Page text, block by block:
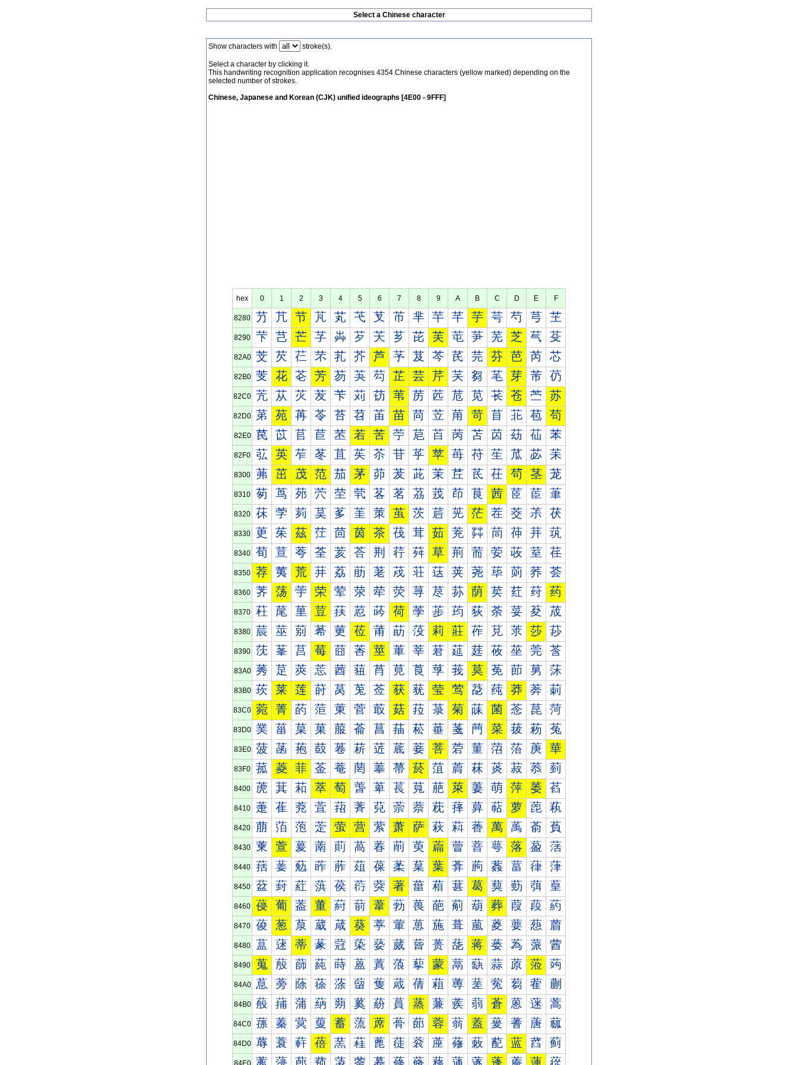
Select a Chinese character
Show characters with stroke(s).
Select a character by clicking it.
This handwriting recognition application recognises 4354 Chinese characters (yellow marked) depending on the
selected number of strokes.
Chinese, Japanese and Korean (CJK) unified ideographs [4E00 - 9FFF]
hex 0 1 2 3 4 5 6 7 8 9 A B C D E F
8280 芀 芁 节 芃 芄 芅 芆 芇 芈 芉 芊 芋 芌 芍 芎 芏
8290 芐 芑 芒 芓 芔 芕 芖 芗 芘 芙 芚 芛 芜 芝 芞 芟
82A0 芠 芡 芢 芣 芤 芥 芦 芧 芨 芩 芪 芫 芬 芭 芮 芯
82B0 芰 花 芲 芳 芴 芵 芶 芷 芸 芹 芺 芻 芼 芽 芾 芿
82C0 苀 苁 苂 苃 苄 苅 苆 苇 苈 苉 苊 苋 苌 苍 苎 苏
82D0 苐 苑 苒 苓 苔 苕 苖 苗 苘 苙 苚 苛 苜 苝 苞 苟
82E0 苠 苡 苢 苣 苤 若 苦 苧 苨 苩 苪 苫 苬 苭 苮 苯
82F0 苰 英 苲 苳 苴 苵 苶 苷 苸 苹 苺 苻 苼 苽 苾 苿
8300 茀 茁 茂 范 茄 茅 茆 茇 茈 茉 茊 茋 茌 茍 茎 茏
8310 茐 茑 茒 茓 茔 茕 茖 茗 茘 茙 茚 茛 茜 茝 茞 茟
8320 茠 茡 茢 茣 茤 茥 茦 茧 茨 茩 茪 茫 茬 茭 茮 茯
8330 茰 茱 茲 茳 茴 茵 茶 茷 茸 茹 茺 茻 茼 茽 茾 茿
8340 荀 荁 荂 荃 荄 荅 荆 荇 荈 草 荊 荋 荌 荍 荎 荏
8350 荐 荑 荒 荓 荔 荕 荖 荗 荘 荙 荚 荛 荜 荝 荞 荟
8360 荠 荡 荢 荣 荤 荥 荦 荧 荨 荩 荪 荫 荬 荭 荮 药
8370 荰 荱 荲 荳 荴 荵 荶 荷 荸 荹 荺 荻 荼 荽 荾 荿
8380 莀 莁 莂 莃 莄 莅 莆 莇 莈 莉 莊 莋 莌 莍 莎 莏
8390 莐 莑 莒 莓 莔 莕 莖 莗 莘 莙 莚 莛 莜 莝 莞 莟
83A0 莠 莡 莢 莣 莤 莥 莦 莧 莨 莩 莪 莫 莬 莭 莮 莯
83B0 莰 莱 莲 莳 莴 莵 莶 获 莸 莹 莺 莻 莼 莽 莾 莿
83C0 菀 菁 菂 菃 菄 菅 菆 菇 菈 菉 菊 菋 菌 菍 菎 菏
83D0 菐 菑 菒 菓 菔 菕 菖 菗 菘 菙 菚 菛 菜 菝 菞 菟
83E0 菠 菡 菢 菣 菤 菥 菦 菧 菨 菩 菪 菫 菬 菭 菮 華
83F0 菰 菱 菲 菳 菴 菵 菶 菷 菸 菹 菺 菻 菼 菽 菾 菿
8400 萀 萁 萂 萃 萄 萅 萆 萇 萈 萉 萊 萋 萌 萍 萎 萏
8410 萐 萑 萒 萓 萔 萕 萖 萗 萘 萙 萚 萛 萜 萝 萞 萟
8420 萠 萡 萢 萣 萤 营 萦 萧 萨 萩 萪 萫 萬 萭 萮 萯
8430 萰 萱 萲 萳 萴 萵 萶 萷 萸 萹 萺 萻 萼 落 萾 萿
8440 葀 葁 葂 葃 葄 葅 葆 葇 葈 葉 葊 葋 葌 葍 葎 葏
8450 葐 葑 葒 葓 葔 葕 葖 著 葘 葙 葚 葛 葜 葝 葞 葟
8460 葠 葡 葢 董 葤 葥 葦 葧 葨 葩 葪 葫 葬 葭 葮 葯
8470 葰 葱 葲 葳 葴 葵 葶 葷 葸 葹 葺 葻 葼 葽 葾 葿
8480 蒀 蒁 蒂 蒃 蒄 蒅 蒆 蒇 蒈 蒉 蒊 蒋 蒌 蒍 蒎 蒏
8490 蒐 蒑 蒒 蒓 蒔 蒕 蒖 蒗 蒘 蒙 蒚 蒛 蒜 蒝 蒞 蒟
84A0 蒠 蒡 蒢 蒣 蒤 蒥 蒦 蒧 蒨 蒩 蒪 蒫 蒬 蒭 蒮 蒯
84B0 蒰 蒱 蒲 蒳 蒴 蒵 蒶 蒷 蒸 蒹 蒺 蒻 蒼 蒽 蒾 蒿
84C0 蓀 蓁 蓂 蓃 蓄 蓅 蓆 蓇 蓈 蓉 蓊 蓋 蓌 蓍 蓎 蓏
84D0 蓐 蓑 蓒 蓓 蓔 蓕 蓖 蓗 蓘 蓙 蓚 蓛 蓜 蓝 蓞 蓟
84E0 蓠 蓡 蓢 蓣 蓤 蓥 蓦 蓧 蓨 蓩 蓪 蓫 蓬 蓭 蓮 蓯